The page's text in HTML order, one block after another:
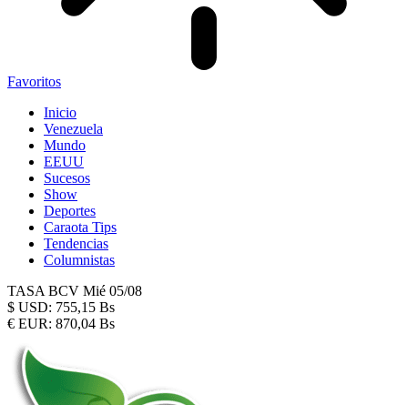
Favoritos
Inicio
Venezuela
Mundo
EEUU
Sucesos
Show
Deportes
Caraota Tips
Tendencias
Columnistas
TASA BCV Mié 05/08
$ USD: 755,15 Bs
€ EUR: 870,04 Bs